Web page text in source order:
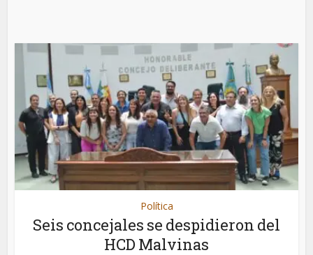
Política
Seis concejales se despidieron del
HCD Malvinas